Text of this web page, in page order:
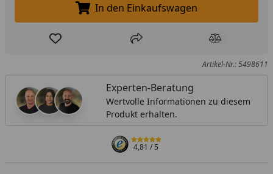
In den Einkaufswagen legen
In den Einkaufswagen
Produkt zur Wunschliste hinzufügen
Teilen Produkt
Artikel-Nr.: 5498611
Experten-Beratung
Wertvolle Informationen zu diesem
Produkt erhalten.
4,81/ 5